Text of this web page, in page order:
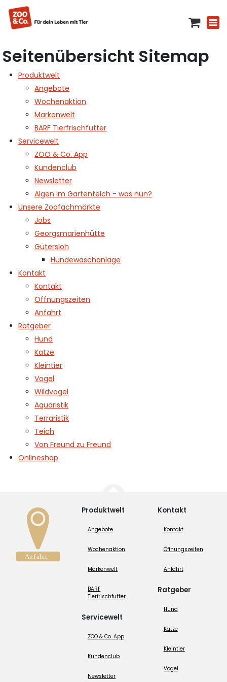
Seitenübersicht Sitemap
Produktwelt
Angebote
Wochenaktion
Markenwelt
BARF Tierfrischfutter
Servicewelt
ZOO & Co. App
Kundenclub
Newsletter
Algen im Gartenteich - was nun?
Unsere Zoofachmärkte
Jobs
Georgsmarienhütte
Gütersloh
Hundewaschanlage
Kontakt
Kontakt
Öffnungszeiten
Anfahrt
Ratgeber
Hund
Katze
Kleintier
Vogel
Wildvogel
Aquaristik
Terraristik
Teich
Von Freund zu Freund
Onlineshop
Produktwelt
Angebote
Wochenaktion
Markenwelt
BARF
Tierfrischfutter
Servicewelt
ZOO & Co. App
Kundenclub
Newsletter
Kontakt
Kontakt
Öffnungszeiten
Anfahrt
Ratgeber
Hund
Katze
Kleintier
Vogel